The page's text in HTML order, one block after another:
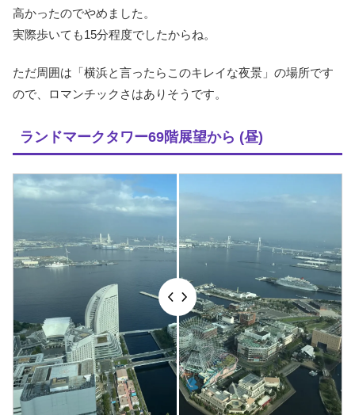
高かったのでやめました。
実際歩いても15分程度でしたからね。
ただ周囲は「横浜と言ったらこのキレイな夜景」の場所です
ので、ロマンチックさはありそうです。
ランドマークタワー69階展望から (昼)